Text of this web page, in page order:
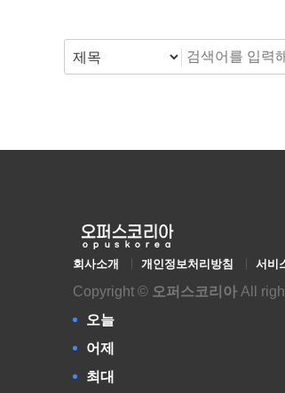
회사소개 개인정보처리방침 서비
Copyright © 오퍼스코리아 All
오늘
어제
최대